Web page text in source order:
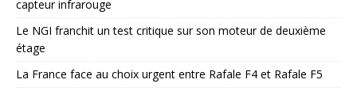
capteur infrarouge
Le NGI franchit un test critique sur son moteur de deuxième
étage
La France face au choix urgent entre Rafale F4 et Rafale F5